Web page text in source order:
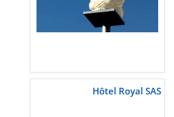
Hôtel Royal SAS